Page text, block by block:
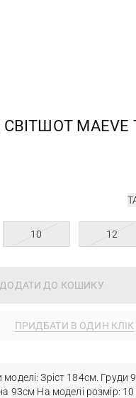
СВІТШОТ MAEVE
10 12
ДОДАТИ ДО КОШИКУ
ПРИДБАТИ В ОДИН КЛІК
Зріст 184см. Груди
93см На моделі розмір: 10